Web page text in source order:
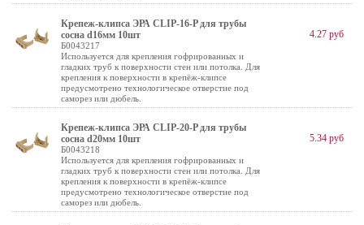
Крепеж-клипса ЭРА CLIP-16-P для трубы
cосна d16мм 10шт
Б0043217
Используется для крепления гофрированных и
гладких труб к поверхности стен или потолка. Для
крепления к поверхности в крепёж-клипсе
предусмотрено технологическое отверстие под
саморез или дюбель.
4.27 руб
Крепеж-клипса ЭРА CLIP-20-P для трубы
cосна d20мм 10шт
Б0043218
Используется для крепления гофрированных и
гладких труб к поверхности стен или потолка. Для
крепления к поверхности в крепёж-клипсе
предусмотрено технологическое отверстие под
саморез или дюбель.
5.34 руб